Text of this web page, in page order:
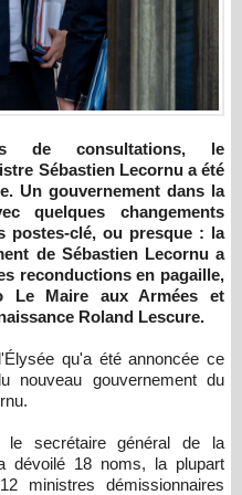
Sébastien Lecornu a été
Un gouvernement dans la
quelques changements
postes-clé, ou presque : la
de Sébastien Lecornu a
reconductions en pagaille,
Le Maire aux Armées et
Roland Lescure.
qu'a été annoncée ce
nouveau gouvernement du
secrétaire général de la
dévoilé 18 noms, la plupart
ministres démissionnaires